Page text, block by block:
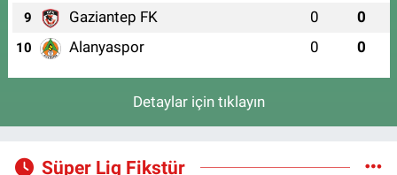
9 Gaziantep FK 0 0
10 Alanyaspor 0 0
Detaylar için tıklayın
Süper Lig Fikstür